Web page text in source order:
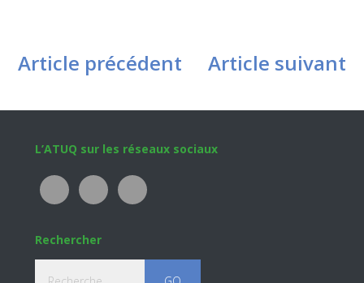
Article précédent Article suivant
Footer
L’ATUQ sur les réseaux sociaux
Rechercher